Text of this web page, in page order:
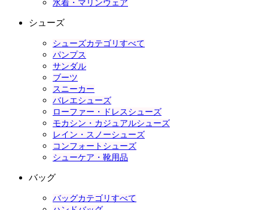
水着・マリンウェア
シューズ
シューズカテゴリすべて
パンプス
サンダル
ブーツ
スニーカー
バレエシューズ
ローファー・ドレスシューズ
モカシン・カジュアルシューズ
レイン・スノーシューズ
コンフォートシューズ
シューケア・靴用品
バッグ
バッグカテゴリすべて